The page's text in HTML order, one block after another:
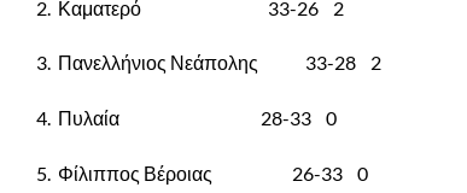
2. Καματερό 33-26 2
3. Πανελλήνιος Νεάπολης 33-28 2
4. Πυλαία 28-33 0
5. Φίλιππος Βέροιας 26-33 0